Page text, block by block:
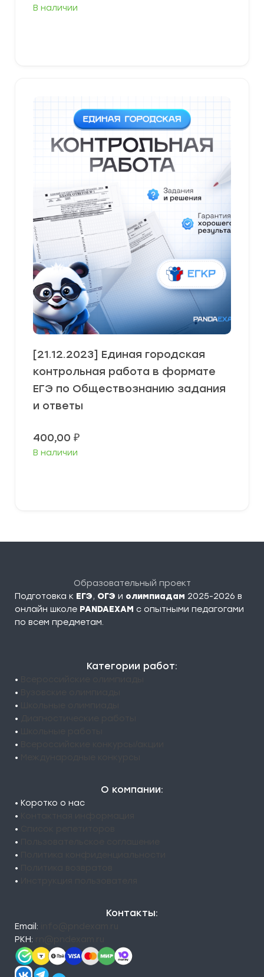
В наличии
[21.12.2023] Единая городская
контрольная работа в формате
ЕГЭ по Обществознанию задания
и ответы
400,00 ₽
В наличии
Образовательный проект
Подготовка к ЕГЭ, ОГЭ и олимпиадам 2025-2026 в
онлайн школе PANDAEXAM c опытными педагогами
по всем предметам.
Категории работ:
•
•
•
•
•
•
•
О компании:
• Коротко о нас
•
•
•
•
•
•
Контакты:
Email:
РКН: